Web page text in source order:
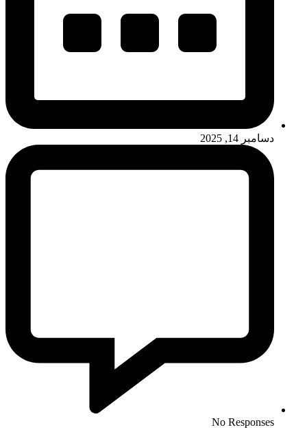
دسامبر 14, 2025
No Responses